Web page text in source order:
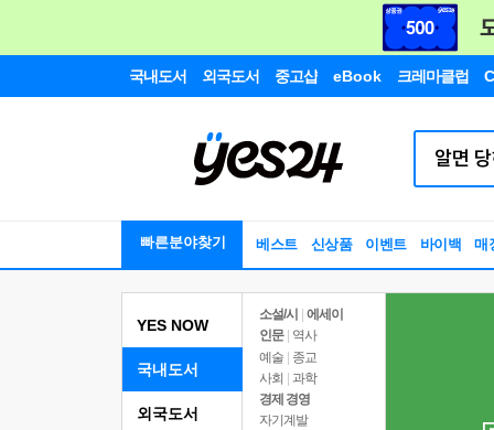
국내도서 외국도서 중고샵 eBook 크레마클럽
빠른분야찾기 베스트 신상품 이벤트 바이백 매
YES NOW
국내도서
소설/시
에세이
인문
역사
예술 | 종교
사회 | 과학
경제 경영
자기계발
외국도서